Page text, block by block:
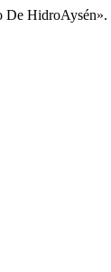
De HidroAysén».